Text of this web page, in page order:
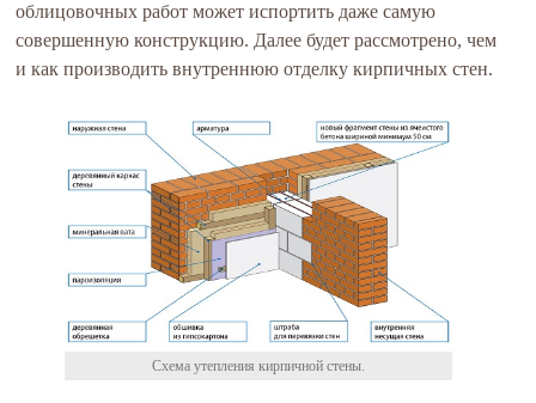
облицовочных работ может испортить даже самую
совершенную конструкцию. Далее будет рассмотрено, чем
и как производить внутреннюю отделку кирпичных стен.
Схема утепления кирпичной стены.